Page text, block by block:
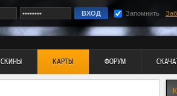
Запомнить
СКИНЫ КАРТЫ ФОРУМ